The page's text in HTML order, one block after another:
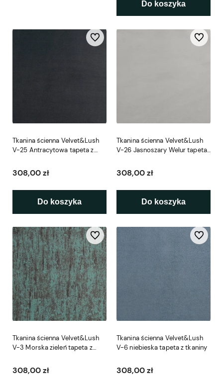
Do koszyka
Tkanina ścienna Velvet&Lush
V-25 Antracytowa tapeta z
308,00 zł
Do koszyka
Do ulubionych
Tkanina ścienna Velvet&Lush
V-26 Jasnoszary Welur tapeta
308,00 zł
Do koszyka
Do
Tkanina ścienna Velvet&Lush
V-3 Morska zieleń tapeta z
308,00 zł
Do ulubionych
Tkanina ścienna Velvet&Lush
V-6 niebieska tapeta z tkaniny
308,00 zł
Do